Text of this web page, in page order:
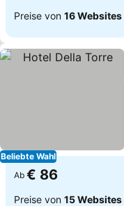
Preise von 16 Websites
Beliebte Wahl
Ab € 86
Preise von 15 Websites